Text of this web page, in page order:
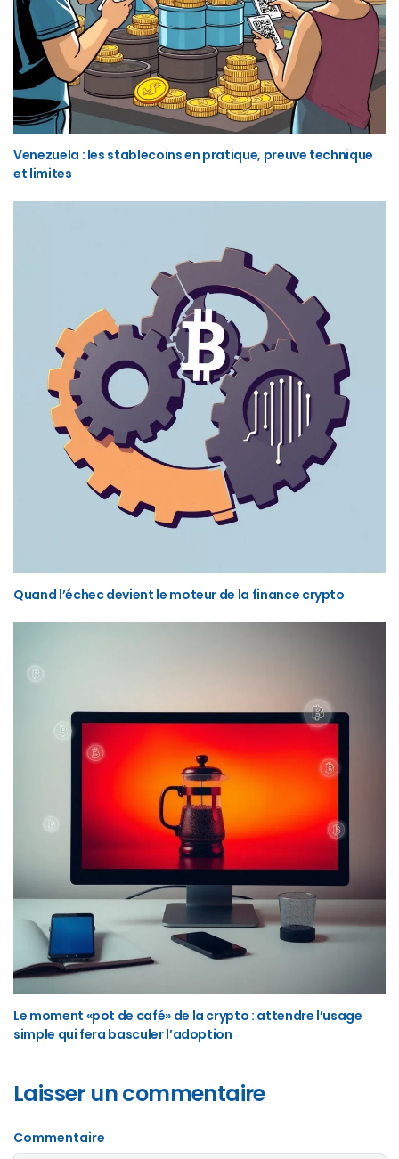
Venezuela : les stablecoins en pratique, preuve technique
et limites
Quand l’échec devient le moteur de la finance crypto
Le moment «pot de café» de la crypto : attendre l’usage
simple qui fera basculer l’adoption
Laisser un commentaire
Commentaire